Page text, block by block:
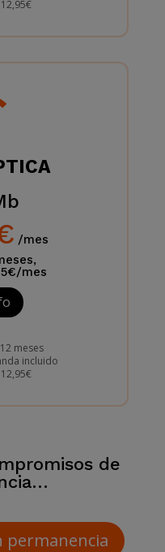
/mes
mes
meses
incluido
de
permanencia